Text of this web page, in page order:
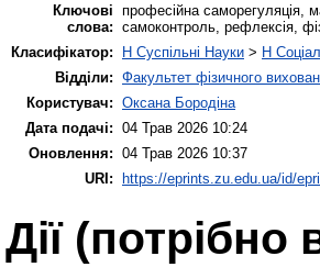
Ключові
слова:
професійна саморегуляція,
самоконтроль, рефлексія,
Класифікатор:
H Суспільні Науки > H
Відділи: Факультет фізичного
Користувач: Оксана Бородіна
Дата подачі: 04 Трав 2026 10:24
Оновлення: 04 Трав 2026 10:37
URI: https://eprints.zu.edu.ua/id/
Дії ​​(потрібно